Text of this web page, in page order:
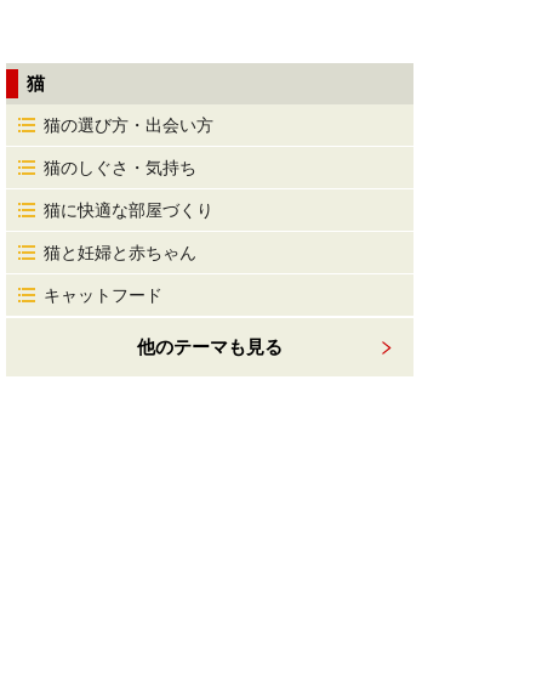
猫
猫の選び方・出会い方
猫のしぐさ・気持ち
猫に快適な部屋づくり
猫と妊婦と赤ちゃん
キャットフード
他のテーマも見る